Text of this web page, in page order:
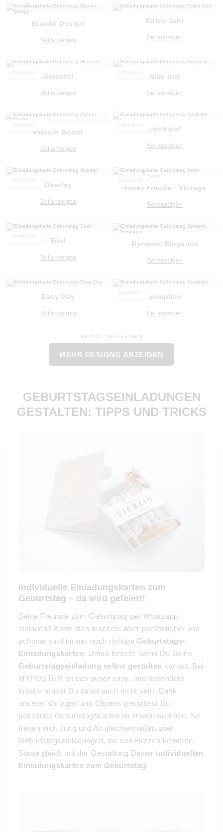
Blanko Design
Set anzeigen
Edles Jahr
Set anzeigen
Graceful
Set anzeigen
Nice day
Set anzeigen
Picture Board
Set anzeigen
Festtafel
Set anzeigen
Overlay
Set anzeigen
Voller Freude · Vintage
Set anzeigen
Edel
Set anzeigen
Dynamic Elegance
Set anzeigen
Easy Day
Set anzeigen
Semplice
Set anzeigen
48 VON 296 DESIGNS
MEHR DESIGNS ANZEIGEN
GEBURTSTAGSEINLADUNGEN
GESTALTEN: TIPPS UND TRICKS
Individuelle Einladungskarten zum
Geburtstag – da wird gefeiert!
Seine Freunde zum Geburtstag per Whatsapp
einladen? Kann man machen. Aber persönlicher und
schöner sind immer noch richtige Geburtstags-
Einladungskarten. Umso besser, wenn Du Deine
Geburtstagseinladung selbst gestalten kannst. Bei
MYPOSTER ist das super easy, und besonders
kreativ musst Du dabei auch nicht sein. Dank
unserer Vorlagen und Cliparts gestaltest Du
passende Geburtstagskarten im Handumdrehen. So
freuen sich Jung und Alt gleichermaßen über
Geburtstagseinladungen, die von Herzen kommen.
Starte gleich mit der Gestaltung Deiner individuellen
Einladungskarten zum Geburtstag!